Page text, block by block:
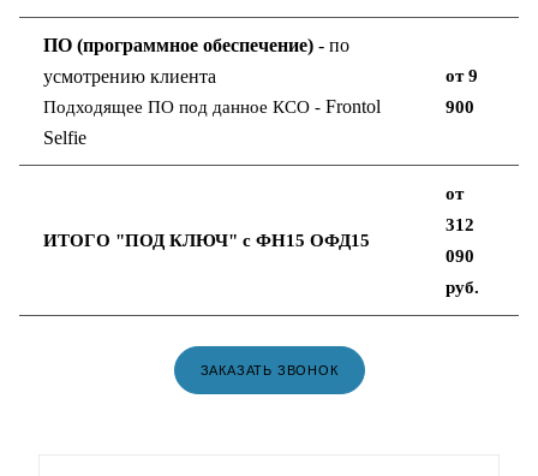
ПО (программное обеспечение) - по
усмотрению клиента
Подходящее ПО под данное КСО - Frontol
Selfie
от 9
900
ИТОГО "ПОД КЛЮЧ" с ФН15 ОФД15
от
312
090
руб.
ЗАКАЗАТЬ ЗВОНОК